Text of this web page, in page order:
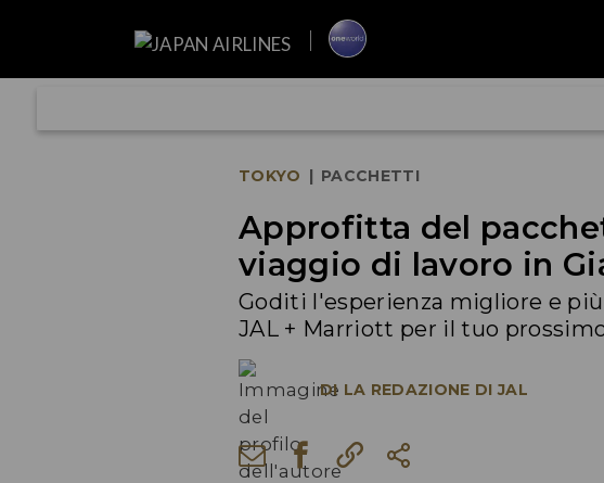
TOKYO | PACCHETTI
Approfitta del
viaggio di lavoro in
Goditi l'esperienza migliore e
JAL + Marriott per il tuo
DI LA REDAZIONE DI JAL